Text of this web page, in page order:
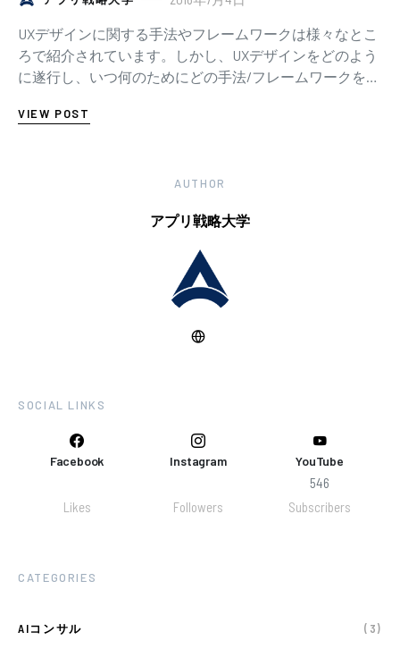
UXデザインに関する手法やフレームワークは様々なとこ
ろで紹介されています。しかし、UXデザインをどのよう
に遂行し、いつ何のためにどの手法/フレームワークを活
VIEW POST
AUTHOR
アプリ戦略大学
SOCIAL LINKS
Facebook
Likes
Instagram
Followers
YouTube
546
Subscribers
CATEGORIES
AIコンサル (3)